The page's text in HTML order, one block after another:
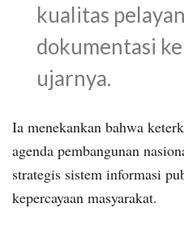
kualitas
dokumentasi
ujarnya.
Ia menekankan bahwa
agenda pembangunan
strategis sistem informasi
kepercayaan masyarakat.